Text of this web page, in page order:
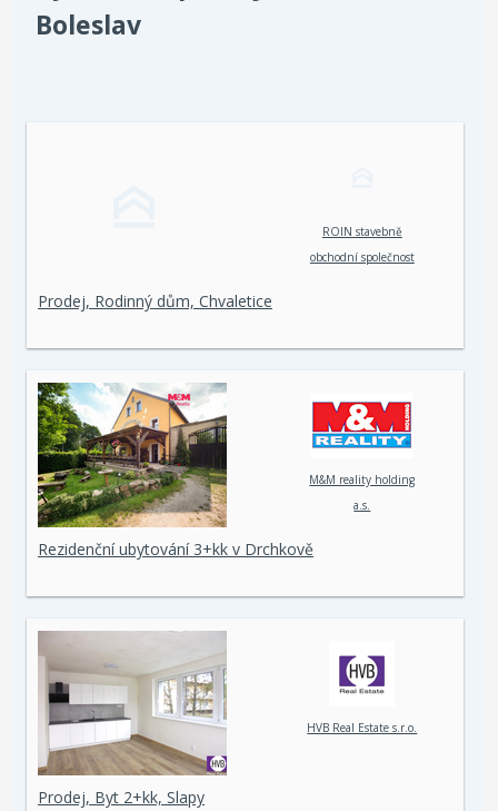
Boleslav
ROIN stavebně
obchodní společnost
Prodej, Rodinný dům, Chvaletice
M&M reality holding
a.s.
Rezidenční ubytování 3+kk v Drchkově
HVB Real Estate s.r.o.
Prodej, Byt 2+kk, Slapy